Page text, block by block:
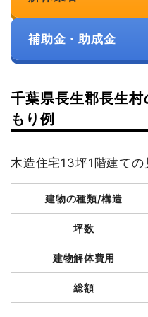
補助金・助成金
千葉県長生郡長生
もり例
木造住宅13坪1階建ての
建物の種類/構造
坪数
建物解体費用
総額